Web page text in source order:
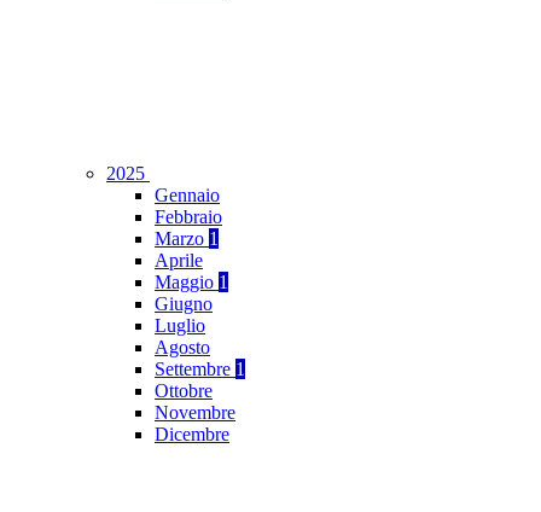
2025
Gennaio
Febbraio
Marzo 1
Aprile
Maggio 1
Giugno
Luglio
Agosto
Settembre 1
Ottobre
Novembre
Dicembre